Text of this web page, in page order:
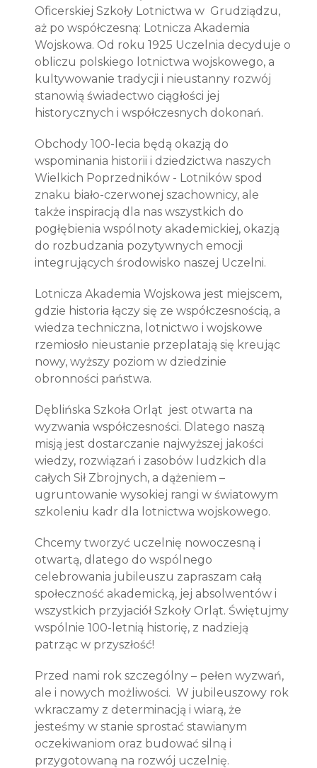
Oficerskiej Szkoły Lotnictwa w Grudziądzu,
aż po współczesną: Lotnicza Akademia
Wojskowa. Od roku 1925 Uczelnia decyduje o
obliczu polskiego lotnictwa wojskowego, a
kultywowanie tradycji i nieustanny rozwój
stanowią świadectwo ciągłości jej
historycznych i współczesnych dokonań.
Obchody 100-lecia będą okazją do
wspominania historii i dziedzictwa naszych
Wielkich Poprzedników - Lotników spod
znaku biało-czerwonej szachownicy, ale
także inspiracją dla nas wszystkich do
pogłębienia wspólnoty akademickiej, okazją
do rozbudzania pozytywnych emocji
integrujących środowisko naszej Uczelni.
Lotnicza Akademia Wojskowa jest miejscem,
gdzie historia łączy się ze współczesnością, a
wiedza techniczna, lotnictwo i wojskowe
rzemiosło nieustanie przeplatają się kreując
nowy, wyższy poziom w dziedzinie
obronności państwa.
Dęblińska Szkoła Orląt jest otwarta na
wyzwania współczesności. Dlatego naszą
misją jest dostarczanie najwyższej jakości
wiedzy, rozwiązań i zasobów ludzkich dla
całych Sił Zbrojnych, a dążeniem –
ugruntowanie wysokiej rangi w światowym
szkoleniu kadr dla lotnictwa wojskowego.
Chcemy tworzyć uczelnię nowoczesną i
otwartą, dlatego do wspólnego
celebrowania jubileuszu zapraszam całą
społeczność akademicką, jej absolwentów i
wszystkich przyjaciół Szkoły Orląt. Świętujmy
wspólnie 100-letnią historię, z nadzieją
patrząc w przyszłość!
Przed nami rok szczególny – pełen wyzwań,
ale i nowych możliwości. W jubileuszowy rok
wkraczamy z determinacją i wiarą, że
jesteśmy w stanie sprostać stawianym
oczekiwaniom oraz budować silną i
przygotowaną na rozwój uczelnię.